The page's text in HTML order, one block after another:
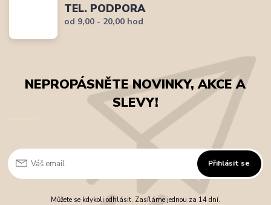
TEL. PODPORA
od 9,00 - 20,00 hod
NEPROPÁSNĚTE NOVINKY, AKCE A
SLEVY!
Přihlásit se
Můžete se kdykoli odhlásit. Zasíláme jednou za 14 dní.